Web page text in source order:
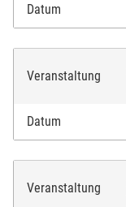
Datum
Veranstaltung
Datum
Veranstaltung